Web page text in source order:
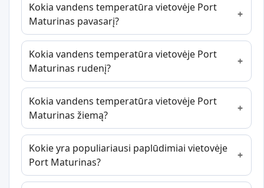
Kokia vandens temperatūra vietovėje Port
Maturinas pavasarį?
Kokia vandens temperatūra vietovėje Port
Maturinas rudenį?
Kokia vandens temperatūra vietovėje Port
Maturinas žiemą?
Kokie yra populiariausi paplūdimiai vietovėje
Port Maturinas?